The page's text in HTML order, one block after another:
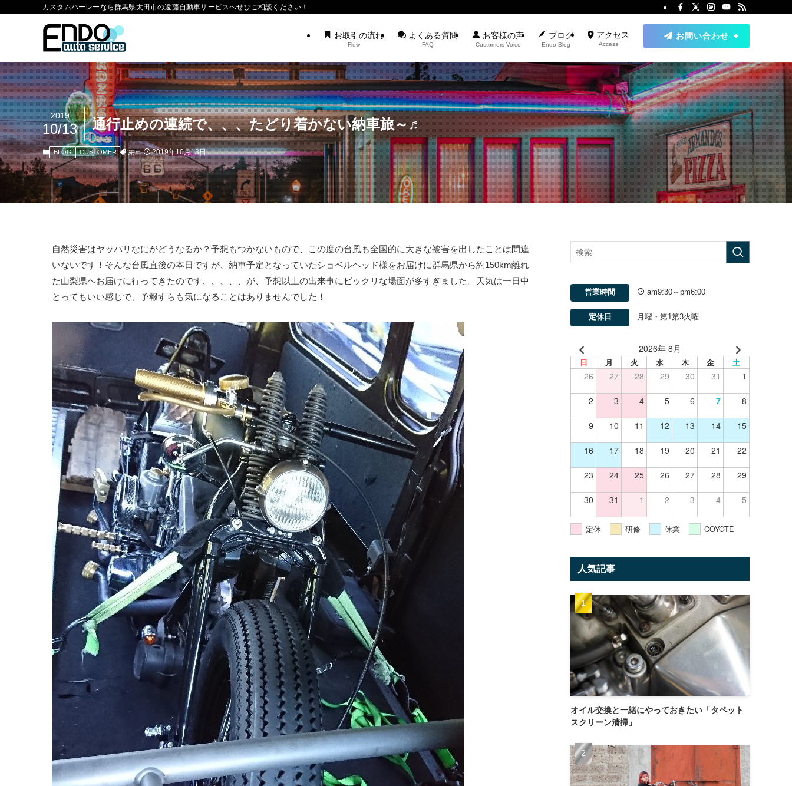
カスタムハーレーなら群馬県太田市の遠藤自動車サービスへぜひご相談ください！
お取引の流れ
Flow
よくある質問
FAQ
お客様の声
Customers Voice
ブログ
Endo Blog
アクセス
Access
お問い合わせ
通行止めの連続で、、、たどり着かない納車旅～♬
2019
10/13
BLOG CUSTOMER 納車 2019年10月13日
自然災害はヤッパリなにがどうなるか？予想もつかないもので、この度の台風も全国的に大きな被害を出したことは間違
いないです！そんな台風直後の本日ですが、納車予定となっていたショベルヘッド様をお届けに群馬県から約150km離れ
た山梨県へお届けに行ってきたのです、、、、、が、予想以上の出来事にビックリな場面が多すぎました。天気は一日中
とってもいい感じで、予報すらも気になることはありませんでした！
営業時間 am9:30～pm6:00
定休日 月曜・第1第3火曜
2026年 8月
日 月 火 水 木 金 土
26 27 28 29 30 31 1
2 3 4 5 6 7 8
9 10 11 12 13 14 15
16 17 18 19 20 21 22
23 24 25 26 27 28 29
30 31 1 2 3 4 5
定休 研修 休業 COYOTE
人気記事
オイル交換と一緒にやっておきたい「タペット
スクリーン清掃」